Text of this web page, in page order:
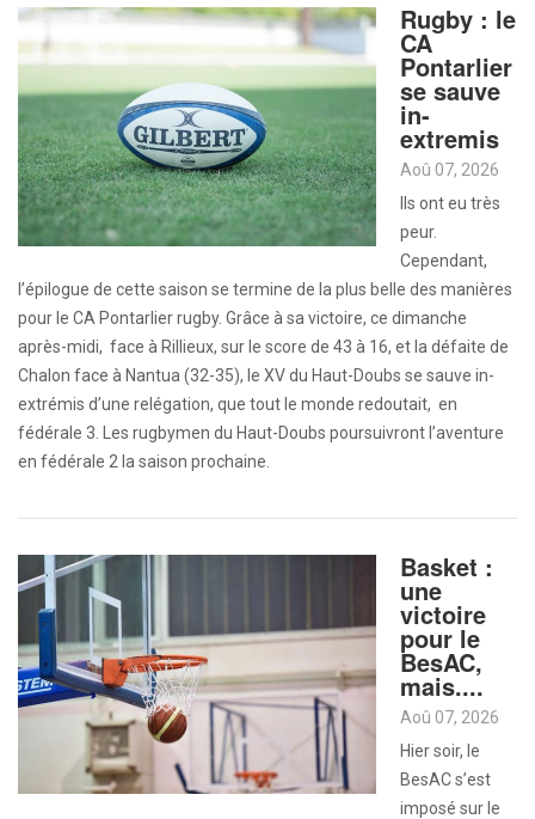
Rugby : le
CA
Pontarlier
se sauve
in-
extremis
Aoû 07, 2026
Ils ont eu très
peur.
Cependant,
l’épilogue de cette saison se termine de la plus belle des manières
pour le CA Pontarlier rugby. Grâce à sa victoire, ce dimanche
après-midi, face à Rillieux, sur le score de 43 à 16, et la défaite de
Chalon face à Nantua (32-35), le XV du Haut-Doubs se sauve in-
extrémis d’une relégation, que tout le monde redoutait, en
fédérale 3. Les rugbymen du Haut-Doubs poursuivront l’aventure
en fédérale 2 la saison prochaine.
Basket :
une
victoire
pour le
BesAC,
mais....
Aoû 07, 2026
Hier soir, le
BesAC s’est
imposé sur le